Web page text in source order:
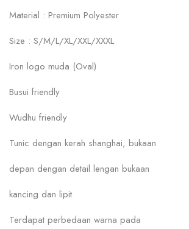
Material : Premium Polyester
Size : S/M/L/XL/XXL/XXXL
Iron logo muda (Oval)
Busui friendly
Wudhu friendly
Tunic dengan kerah shanghai, bukaan
depan dengan detail lengan bukaan
kancing dan lipit
Terdapat perbedaan warna pada